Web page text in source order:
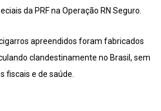
da PRF na Operação RN Seguro.
apreendidos foram fabricados
clandestinamente no Brasil, sem
fiscais e de saúde.